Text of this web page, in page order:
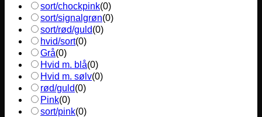
sort/chockpink(0)
sort/signalgrøn(0)
sort/rød/guld(0)
hvid/sort(0)
Grå(0)
Hvid m. blå(0)
Hvid m. sølv(0)
rød/guld(0)
Pink(0)
sort/pink(0)